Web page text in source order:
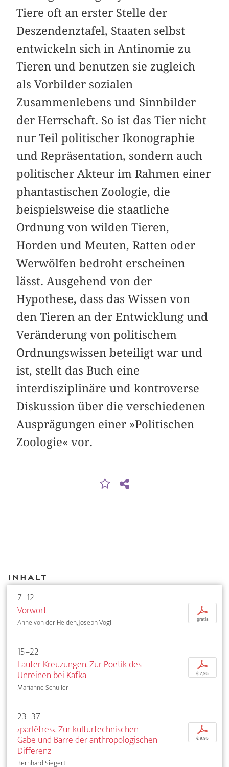
Tiere oft an erster Stelle der
Deszendenztafel, Staaten selbst
entwickeln sich in Antinomie zu
Tieren und benutzen sie zugleich
als Vorbilder sozialen
Zusammenlebens und Sinnbilder
der Herrschaft. So ist das Tier nicht
nur Teil politischer Ikonographie
und Repräsentation, sondern auch
politischer Akteur im Rahmen einer
phantastischen Zoologie, die
beispielsweise die staatliche
Ordnung von wilden Tieren,
Horden und Meuten, Ratten oder
Werwölfen bedroht erscheinen
lässt. Ausgehend von der
Hypothese, dass das Wissen von
den Tieren an der Entwicklung und
Veränderung von politischem
Ordnungswissen beteiligt war und
ist, stellt das Buch eine
interdisziplinäre und kontroverse
Diskussion über die verschiedenen
Ausprägungen einer »Politischen
Zoologie« vor.
Inhalt
7–12
Vorwort
Anne von der Heiden, Joseph Vogl
p
gratis
15–22
Lauter Kreuzungen. Zur Poetik des
Unreinen bei Kafka
Marianne Schuller
p
€ 7,95
23–37
›parlêtres‹. Zur kulturtechnischen
Gabe und Barre der anthropologischen
Differenz
Bernhard Siegert
p
€ 9,95